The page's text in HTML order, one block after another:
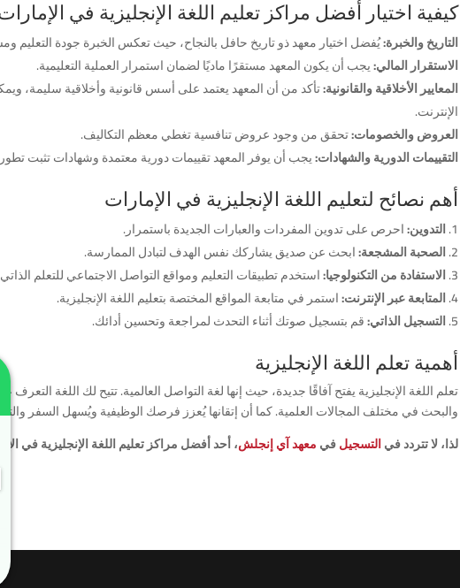
كيفية اختيار أفضل مراكز تعليم اللغة الإنجليزية في
التاريخ والخبرة:يُفضل اختيار معهد ذو تاريخ حافل بالنجاح، حيث تعكس الخبرة جودة التعليم
الاستقرار المالي:يجب أن يكون المعهد مستقرًا ماديًا لضمان استمرار العملية التعليمية.
المعايير الأخلاقية والقانونية:تأكد من أن المعهد يعتمد على أسس قانونية وأخلاقية سليمة،
الإنترنت.
العروض والخصومات:تحقق من وجود عروض تنافسية تغطي معظم التكاليف.
التقييمات الدورية والشهادات:يجب أن يوفر المعهد تقييمات دورية معتمدة وشهادات تثبت
أهم نصائح لتعليم اللغة الإنجليزية في الإمارات
التدوين:احرص على تدوين المفردات والعبارات الجديدة باستمرار.
الصحبة المشجعة:ابحث عن صديق يشاركك نفس الهدف لتبادل الممارسة.
الاستفادة من التكنولوجيا:استخدم تطبيقات التعليم ومواقع التواصل الاجتماعي للتعلم
المتابعة عبر الإنترنت:استمر في متابعة المواقع المختصة بتعليم اللغة الإنجليزية.
التسجيل الذاتي:قم بتسجيل صوتك أثناء التحدث لمراجعة وتحسين أدائك.
أهمية تعلم اللغة الإنجليزية
تعلم اللغة الإنجليزية يفتح آفاقًا جديدة، حيث إنها لغة التواصل العالمية. تتيح لك اللغة التعرف
والبحث في مختلف المجالات العلمية. كما أن إتقانها يُعزز فرصك الوظيفية ويُسهل السفر
لذا، لا تتردد فيالتسجيلفيمعهد آي إنجلش، أحد أفضل مراكز تعليم اللغة الإنجليزية في